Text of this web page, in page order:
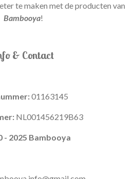
te maken met de producten van
Bambooya!
& Contact
01163145
NL001456219B63
- 2025 Bambooya